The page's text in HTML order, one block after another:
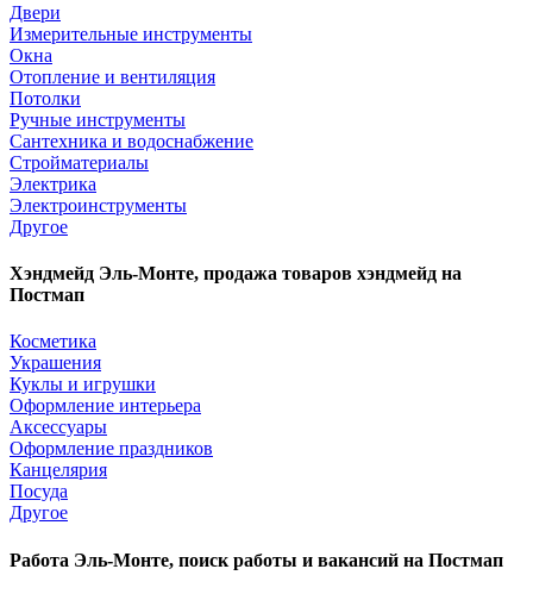
Двери
Измерительные инструменты
Окна
Отопление и вентиляция
Потолки
Ручные инструменты
Сантехника и водоснабжение
Стройматериалы
Электрика
Электроинструменты
Другое
Хэндмейд Эль-Монте, продажа товаров хэндмейд на
Постмап
Косметика
Украшения
Куклы и игрушки
Оформление интерьера
Аксессуары
Оформление праздников
Канцелярия
Посуда
Другое
Работа Эль-Монте, поиск работы и вакансий на Постмап